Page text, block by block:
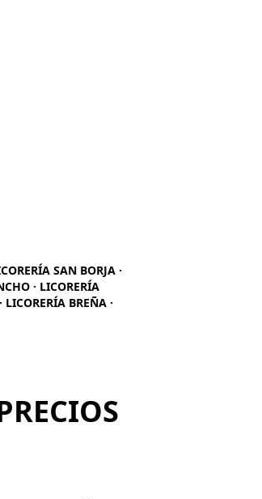
SAN BORJA ·
· LICORERÍA
BREÑA ·